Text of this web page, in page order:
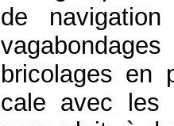
de
bricolages en
cale avec les